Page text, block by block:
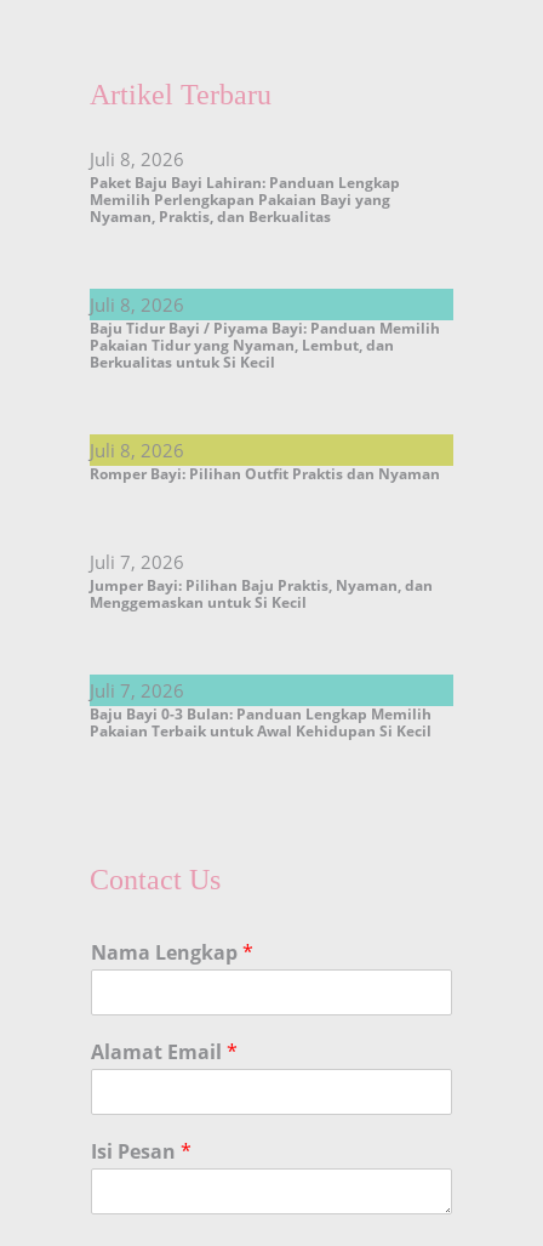
Artikel Terbaru
Juli 8, 2026
Paket Baju Bayi Lahiran: Panduan Lengkap
Memilih Perlengkapan Pakaian Bayi yang
Nyaman, Praktis, dan Berkualitas
Juli 8, 2026
Baju Tidur Bayi / Piyama Bayi: Panduan Memilih
Pakaian Tidur yang Nyaman, Lembut, dan
Berkualitas untuk Si Kecil
Juli 8, 2026
Romper Bayi: Pilihan Outfit Praktis dan Nyaman
Juli 7, 2026
Jumper Bayi: Pilihan Baju Praktis, Nyaman, dan
Menggemaskan untuk Si Kecil
Juli 7, 2026
Baju Bayi 0-3 Bulan: Panduan Lengkap Memilih
Pakaian Terbaik untuk Awal Kehidupan Si Kecil
Contact Us
Nama Lengkap*
Alamat Email *
Isi Pesan *